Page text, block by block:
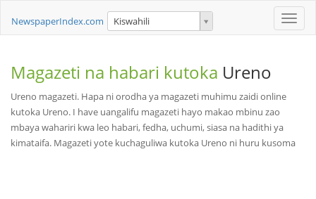
Toggle
NewspaperIndex.com Kiswahili
Magazeti na habari kutoka Ureno
Ureno magazeti. Hapa ni orodha ya magazeti muhimu zaidi online
kutoka Ureno. I have uangalifu magazeti hayo makao mbinu zao
mbaya wahariri kwa leo habari, fedha, uchumi, siasa na hadithi ya
kimataifa. Magazeti yote kuchaguliwa kutoka Ureno ni huru kusoma